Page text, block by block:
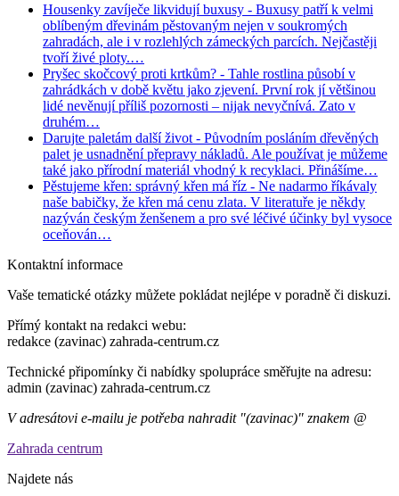
Housenky zavíječe likvidují buxusy - Buxusy patří k velmi
oblíbeným dřevinám pěstovaným nejen v soukromých
zahradách, ale i v rozlehlých zámeckých parcích. Nejčastěji
tvoří živé ploty.…
Pryšec skočcový proti krtkům? - Tahle rostlina působí v
zahrádkách v době květu jako zjevení. První rok jí většinou
lidé nevěnují příliš pozornosti – nijak nevyčnívá. Zato v
druhém…
Darujte paletám další život - Původním posláním dřevěných
palet je usnadnění přepravy nákladů. Ale používat je můžeme
také jako přírodní materiál vhodný k recyklaci. Přinášíme…
Pěstujeme křen: správný křen má říz - Ne nadarmo říkávaly
naše babičky, že křen má cenu zlata. V literatuře je někdy
nazýván českým ženšenem a pro své léčivé účinky byl vysoce
oceňován…
Kontaktní informace
Vaše tematické otázky můžete pokládat nejlépe v poradně či diskuzi.
Přímý kontakt na redakci webu:
redakce (zavinac) zahrada-centrum.cz
Technické připomínky či nabídky spolupráce směřujte na adresu:
admin (zavinac) zahrada-centrum.cz
V adresátovi e-mailu je potřeba nahradit "(zavinac)" znakem @
Zahrada centrum
Najdete nás